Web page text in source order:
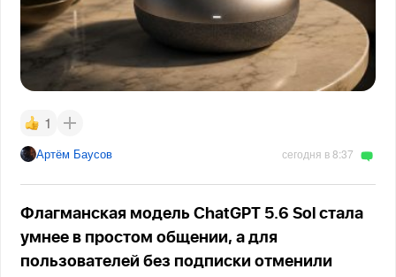
1
Артём Баусов сегодня в 8:37
Флагманская модель ChatGPT 5.6 Sol стала
умнее в простом общении, а для
пользователей без подписки отменили